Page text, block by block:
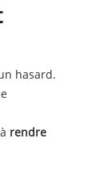
hasard.
rendre